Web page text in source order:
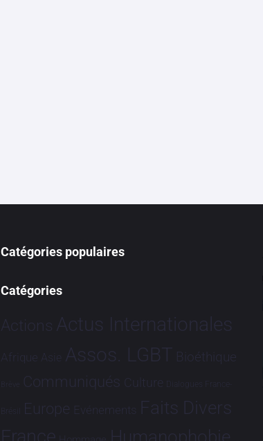
Catégories populaires
Catégories
Actions Actus Internationales
Afrique Asie Assos. LGBT Bioéthique
Brève Communiqués Culture Dialogues France-
Brésil Europe Evénements Faits Divers
Humanophobie